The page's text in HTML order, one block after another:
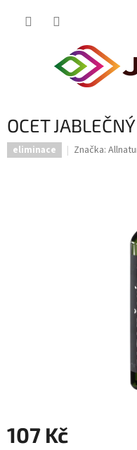
OCET
eliminace Značka:
107 Kč